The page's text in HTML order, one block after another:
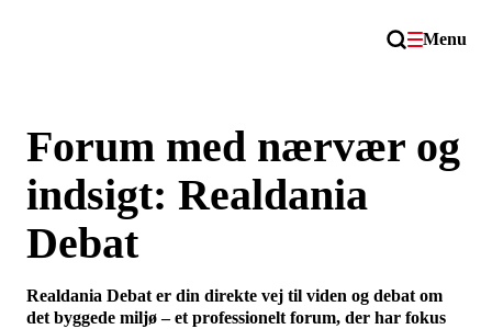
Menu
Forum med nærvær og
indsigt: Realdania
Debat
Realdania Debat er din direkte vej til viden og debat om
det byggede miljø – et professionelt forum, der har fokus